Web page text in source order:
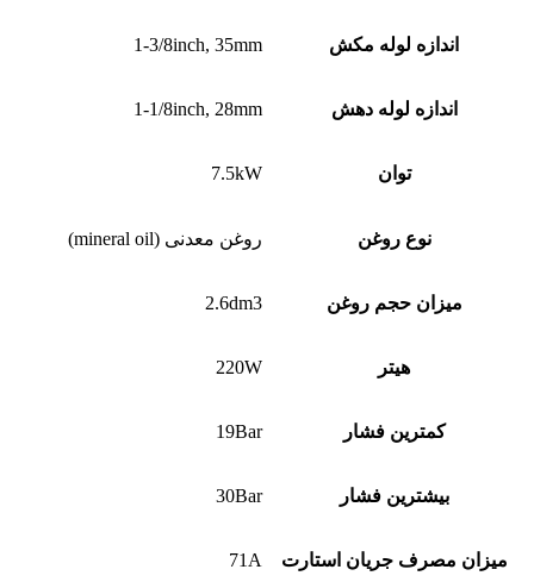
اندازه لوله مکش 1-3/8inch, 35mm
اندازه لوله دهش 1-1/8inch, 28mm
توان 7.5kW
نوع روغن روغن معدنی (mineral oil)
میزان حجم روغن 2.6dm3
هیتر 220W
کمترین فشار 19Bar
بیشترین فشار 30Bar
میزان مصرف جریان استارت 71A